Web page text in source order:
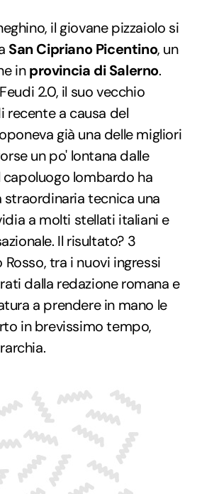
il giovane pizzaiolo si
San Cipriano Picentino, un
inprovincia di Salerno.
2.0, il suo vecchio
recente a causa del
già una delle migliori
un po' lontana dalle
lombardo ha
tecnica una
a molti stellati italiani e
Il risultato? 3
tra i nuovi ingressi
dalla redazione romana e
a prendere in mano le
in brevissimo tempo,